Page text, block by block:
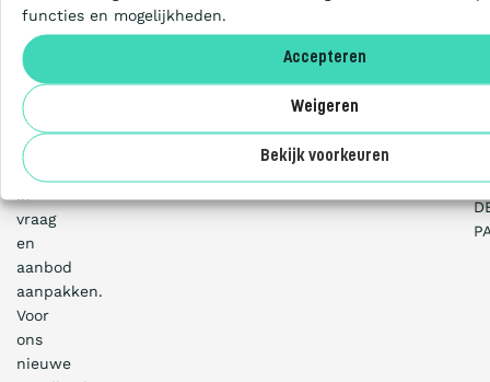
functies en mogelijkheden.
Accepteren
Weigeren
Bekijk voorkeuren
moeten
we
ook
de
pieken
en
dalen
vraag
en
aanbod
aanpakken.
Voor
ons
nieuwe
Artikelen
Over ons